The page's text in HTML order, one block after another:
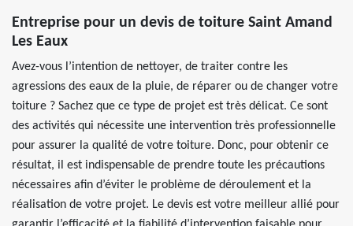
Entreprise pour un devis de toiture Saint Amand
Les Eaux
Avez-vous l’intention de nettoyer, de traiter contre les
agressions des eaux de la pluie, de réparer ou de changer votre
toiture ? Sachez que ce type de projet est très délicat. Ce sont
des activités qui nécessite une intervention très professionnelle
pour assurer la qualité de votre toiture. Donc, pour obtenir ce
résultat, il est indispensable de prendre toute les précautions
nécessaires afin d’éviter le problème de déroulement et la
réalisation de votre projet. Le devis est votre meilleur allié pour